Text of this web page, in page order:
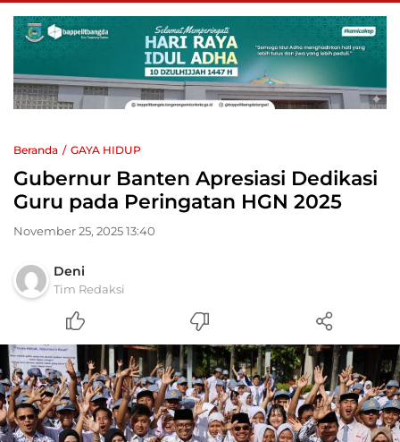
Beranda GAYA HIDUP
Gubernur Banten Apresiasi Dedikasi
Guru pada Peringatan HGN 2025
November 25, 2025 13:40
Deni
Tim Redaksi